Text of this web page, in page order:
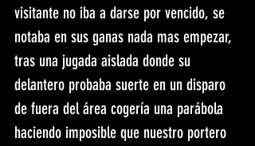
visitante no iba a darse por vencido, se
notaba en sus ganas nada mas empezar,
tras una jugada aislada donde su
delantero probaba suerte en un disparo
de fuera del área cogería una parábola
haciendo imposible que nuestro portero